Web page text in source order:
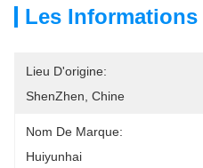
Les Informations
Lieu D'origine:
ShenZhen, Chine
Nom De Marque:
Huiyunhai